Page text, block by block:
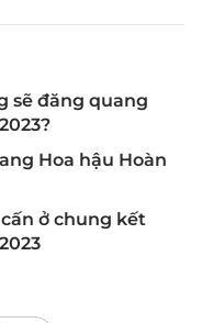
sẽ đăng quang
Hoa hậu Hoàn
ở chung kết